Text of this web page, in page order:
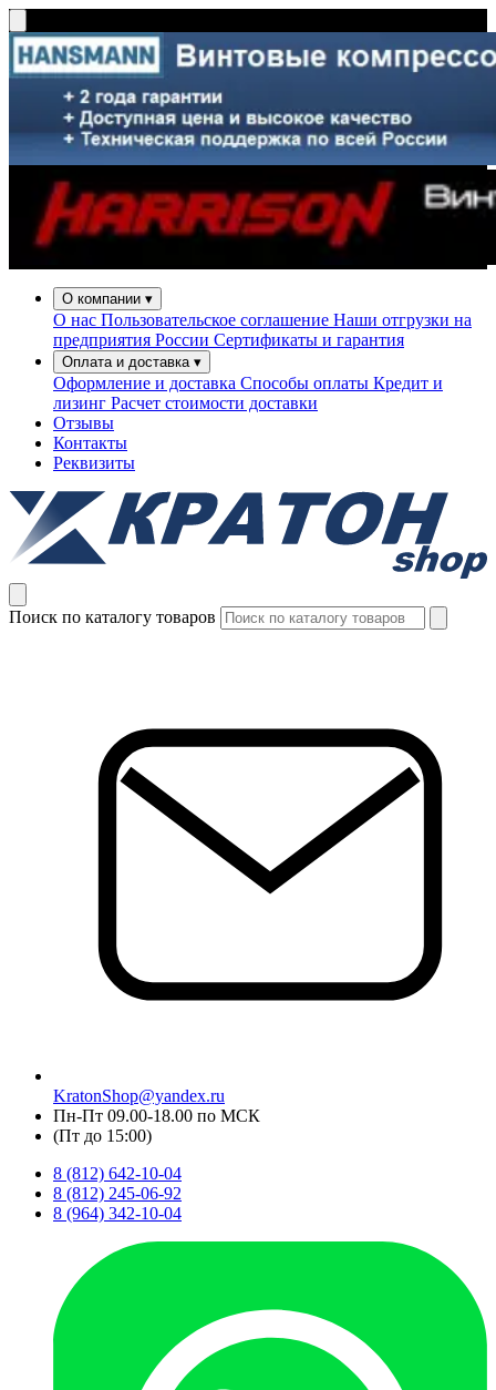
О компании ▾
О нас Пользовательское соглашение Наши отгрузки на
предприятия России Сертификаты и гарантия
Оплата и доставка ▾
Оформление и доставка Способы оплаты Кредит и
лизинг Расчет стоимости доставки
Отзывы
Контакты
Реквизиты
Поиск по каталогу товаров
KratonShop@yandex.ru
Пн-Пт 09.00-18.00 по МСК
(Пт до 15:00)
8 (812) 642-10-04
8 (812) 245-06-92
8 (964) 342-10-04